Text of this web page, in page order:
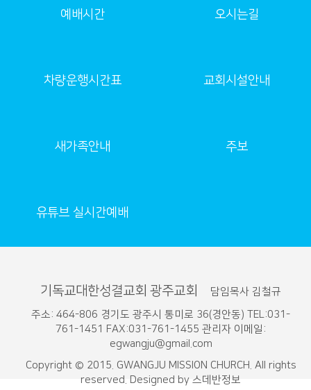
예배시간 오시는길
차량운행시간표 교회시설안내
새가족안내 주보
유튜브 실시간예배
기독교대한성결교회 광주교회
담임목사 김철규
주소: 464-806 경기도 광주시 통미로 36(경안동) TEL:031-
761-1451 FAX:031-761-1455 관리자 이메일:
egwangju@gmail.com
Copyright © 2015. GWANGJU MISSION CHURCH. All rights
reserved. Designed by 스데반정보